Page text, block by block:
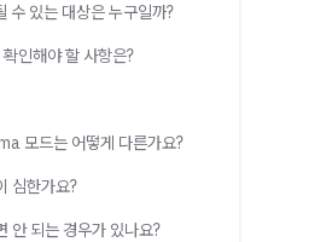
수 있는 대상은 누구일까?
인해야 할 사항은?
모드는 어떻게 다른가요?
심한가요?
안 되는 경우가 있나요?